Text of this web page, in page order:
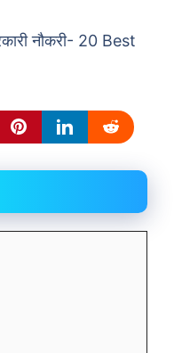
नौकरी- 20 Best